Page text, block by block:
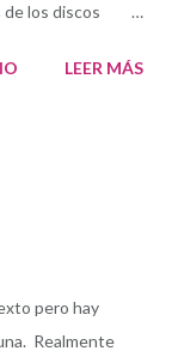
los discos
la compositora y
Como
peso de
LEER MÁS
pero hay
Realmente